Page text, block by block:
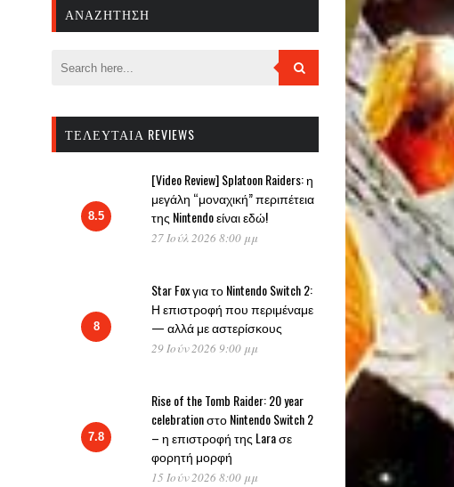
ΑΝΑΖΉΤΗΣΗ
ΤΕΛΕΥΤΑΊΑ REVIEWS
8.5
[Video Review] Splatoon Raiders: η
μεγάλη “μοναχική” περιπέτεια
της Nintendo είναι εδώ!
27 Ιούλ 2026 8:00 μμ
8
Star Fox για το Nintendo Switch 2:
Η επιστροφή που περιμέναμε
— αλλά με αστερίσκους
29 Ιούν 2026 9:00 μμ
7.8
Rise of the Tomb Raider: 20 year
celebration στο Nintendo Switch 2
– η επιστροφή της Lara σε
φορητή μορφή
15 Ιούν 2026 8:00 μμ